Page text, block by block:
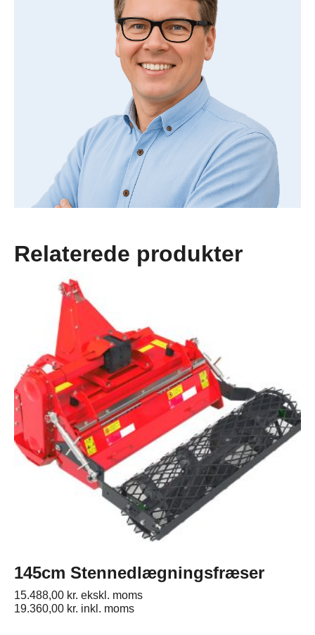
Relaterede produkter
145cm Stennedlægningsfræser
15.488,00 kr. ekskl. moms
19.360,00 kr. inkl. moms